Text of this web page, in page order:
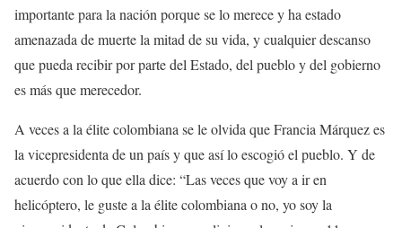
importante para la nación porque se lo merece y ha estado
amenazada de muerte la mitad de su vida, y cualquier descanso
que pueda recibir por parte del Estado, del pueblo y del gobierno
es más que merecedor.
A veces a la élite colombiana se le olvida que Francia Márquez es
la vicepresidenta de un país y que así lo escogió el pueblo. Y de
acuerdo con lo que ella dice: “Las veces que voy a ir en
helicóptero, le guste a la élite colombiana o no, yo soy la